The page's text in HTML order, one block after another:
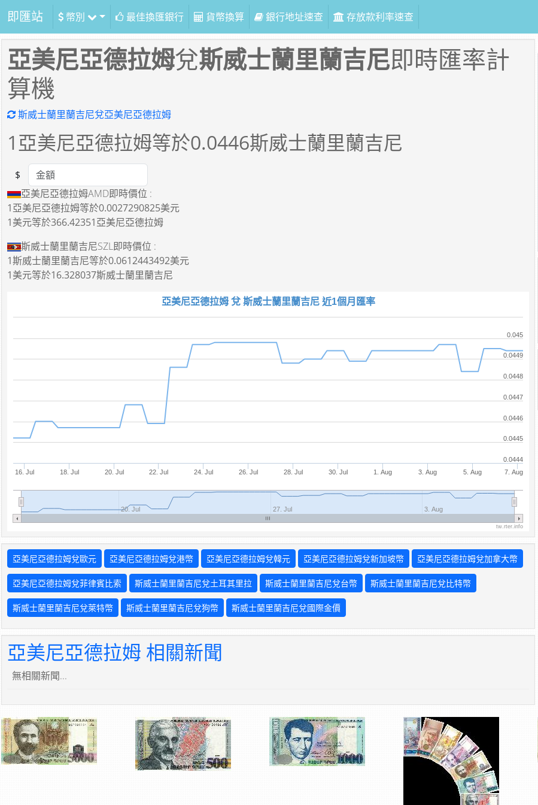
即匯站 幣別 最佳換匯銀行 貨幣換算 銀行地址速查 存放款利率速查
亞美尼亞德拉姆兌斯威士蘭里蘭吉尼即時匯率計
算機
斯威士蘭里蘭吉尼兌亞美尼亞德拉姆
1亞美尼亞德拉姆等於0.0446斯威士蘭里蘭吉尼
Amount
$
亞美尼亞德拉姆AMD即時價位 :
1亞美尼亞德拉姆等於0.0027290825美元
1美元等於366.42351亞美尼亞德拉姆
斯威士蘭里蘭吉尼SZL即時價位 :
1斯威士蘭里蘭吉尼等於0.0612443492美元
1美元等於16.328037斯威士蘭里蘭吉尼
亞美尼亞德拉姆 兌 斯威士蘭里蘭吉尼 近1個月匯率
16. Jul 18. Jul 20. Jul 22. Jul 24. Jul 26. Jul 28. Jul 30. Jul 1. Aug 3. Aug 5. Aug 7. Aug
20. Jul 27. Jul 3. Aug
0.0444
0.0445
0.0446
0.0447
0.0448
0.0449
0.045
tw.rter.info
亞美尼亞德拉姆兌歐元 亞美尼亞德拉姆兌港幣 亞美尼亞德拉姆兌韓元 亞美尼亞德拉姆兌新加坡幣 亞美尼亞德拉姆兌加拿大幣
亞美尼亞德拉姆兌菲律賓比索 斯威士蘭里蘭吉尼兌土耳其里拉 斯威士蘭里蘭吉尼兌台幣 斯威士蘭里蘭吉尼兌比特幣
斯威士蘭里蘭吉尼兌萊特幣 斯威士蘭里蘭吉尼兌狗幣 斯威士蘭里蘭吉尼兌國際金價
亞美尼亞德拉姆 相關新聞
無相關新聞...